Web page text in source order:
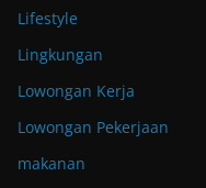
Lifestyle
Lingkungan
Lowongan Kerja
Lowongan Pekerjaan
makanan